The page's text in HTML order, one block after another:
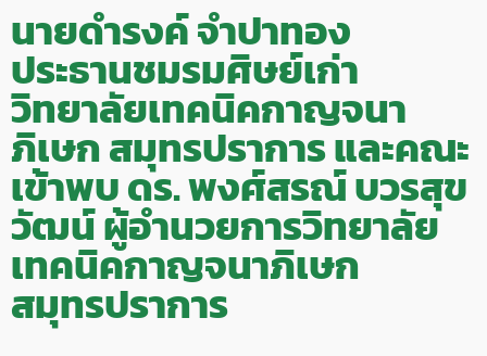
นายดำรงค์ จำปาทอง
ประธานชมรมศิษย์เก่า
วิทยาลัยเทคนิคกาญจนา
ภิเษก สมุทรปราการ และคณะ
เข้าพบ ดร. พงศ์สรณ์ บวรสุข
วัฒน์ ผู้อำนวยการวิทยาลัย
เทคนิคกาญจนาภิเษก
สมุทรปราการ